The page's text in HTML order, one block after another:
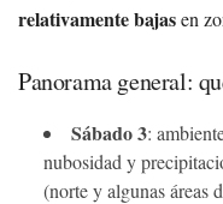
relativamente bajasen
Panorama general:
Sábado 3:
nubosidad y
(norte y algunas áreas